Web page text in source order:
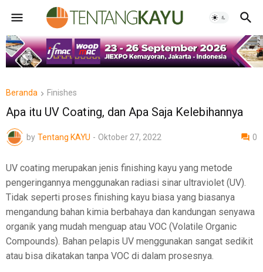
Beranda Finishes
Apa itu UV Coating, dan Apa Saja Kelebihannya
by Tentang KAYU - Oktober 27, 2022 0
UV coating merupakan jenis finishing kayu yang metode
pengeringannya menggunakan radiasi sinar ultraviolet (UV).
Tidak seperti proses finishing kayu biasa yang biasanya
mengandung bahan kimia berbahaya dan kandungan senyawa
organik yang mudah menguap atau VOC (Volatile Organic
Compounds). Bahan pelapis UV menggunakan sangat sedikit
atau bisa dikatakan tanpa VOC di dalam prosesnya.